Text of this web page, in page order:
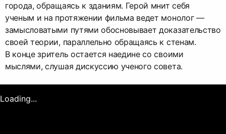
города, обращаясь к зданиям. Герой мнит себя
ученым и на протяжении фильма ведет монолог —
замысловатыми путями обосновывает доказательство
своей теории, параллельно обращаясь к стенам.
В конце зритель остается наедине со своими
мыслями, слушая дискуссию ученого совета.
Loading...